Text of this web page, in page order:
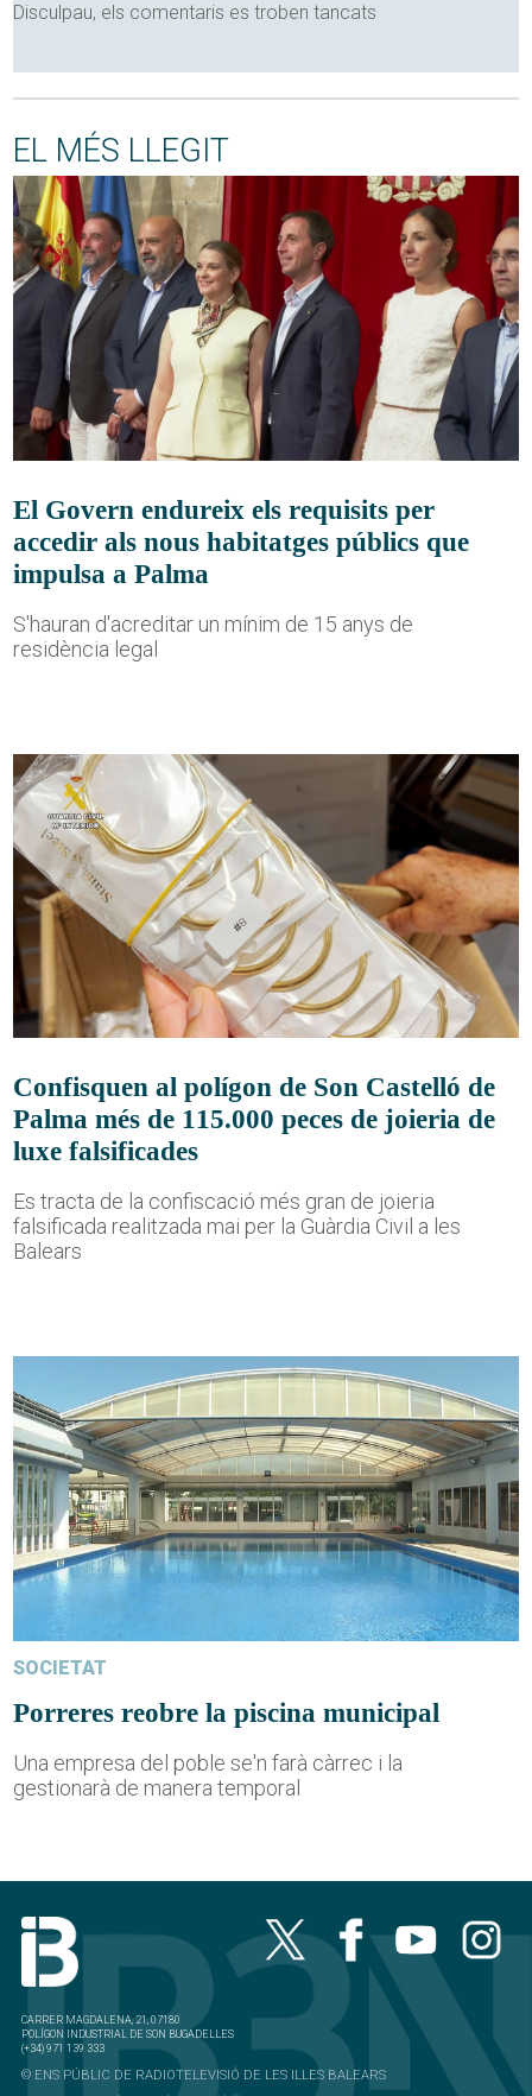
Disculpau, els comentaris es troben tancats
EL MÉS LLEGIT
El Govern endureix els requisits per
accedir als nous habitatges públics que
impulsa a Palma
S'hauran d'acreditar un mínim de 15 anys de
residència legal
Confisquen al polígon de Son Castelló de
Palma més de 115.000 peces de joieria de
luxe falsificades
Es tracta de la confiscació més gran de joieria
falsificada realitzada mai per la Guàrdia Civil a les
Balears
SOCIETAT
Porreres reobre la piscina municipal
Una empresa del poble se'n farà càrrec i la
gestionarà de manera temporal
CARRER MAGDALENA, 21, 07180
POLÍGON INDUSTRIAL DE SON BUGADELLES
(+34) 971 139 333
© ENS PÚBLIC DE RADIOTELEVISIÓ DE LES ILLES BALEARS